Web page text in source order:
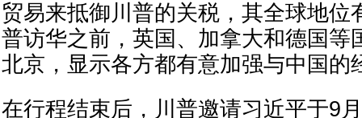
贸易来抵御川普的关税，其全球地位
普访华之前，英国、加拿大和德国等
北京，显示各方都有意加强与中国的
在行程结束后，川普邀请习近平于9